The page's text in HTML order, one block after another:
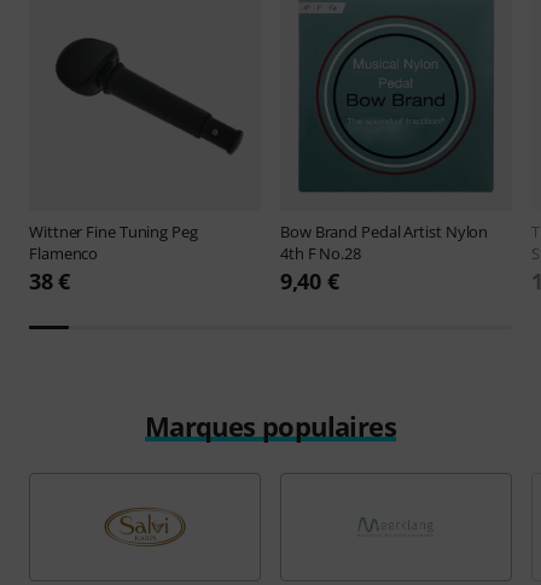
Wittner Fine Tuning Peg
Flamenco
38 €
Bow Brand Pedal Artist Nylon
4th F No.28
9,40 €
Marques populaires